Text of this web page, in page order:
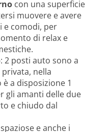
con una superficie
muovere e avere
e comodi, per
di relax e
: 2 posti auto sono a
nella
a disposizione 1
gli amanti delle due
e chiudo dal
e anche i